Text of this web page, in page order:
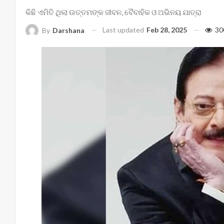
କିଛି ଏମିତି ଥିଲା ଉତ୍ତମଙ୍କ ଜୀବନ, ବୈବାହିକ ଓ ଅଭିନୟ ଯାତ୍ରା
By Darshana Last updated Feb 28, 2025